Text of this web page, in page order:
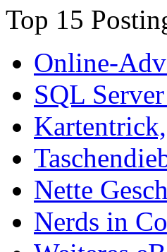
Top 15
Online-
SQL
Nette
Nerds in